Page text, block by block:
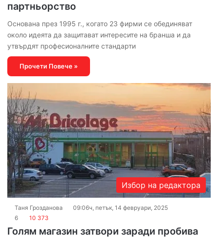
партньорство
Основана през 1995 г., когато 23 фирми се обединяват
около идеята да защитават интересите на бранша и да
утвърдят професионалните стандарти
Прочети Повече »
Избор на редактора
Таня Грозданова
09:06ч, петък, 14 февруари, 2025
6
10 373
Голям магазин затвори заради пробива